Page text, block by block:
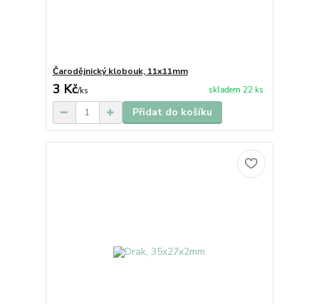
Čarodějnický klobouk, 11x11mm
3 Kč/ks skladem 22 ks
Přidat do košíku